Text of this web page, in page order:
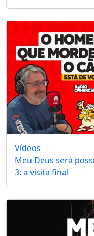
Vídeos
Meu Deus será
3: a visita final